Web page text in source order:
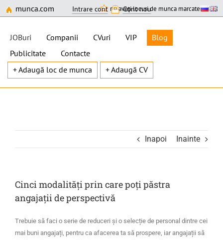
munca.com Intrare cont Cont nou
nu aveți locuri de munca marcate
JOBuri Companii CVuri VIP
Blog
Publicitate
Contacte
+ Adaugă loc de munca
+ Adaugă CV
content
Inapoi Inainte
Cinci modalități prin care poți păstra
angajații de perspectivă
Trebuie să faci o serie de reduceri și o selecție de personal dintre cei
mai buni angajați, pentru ca afacerea ta să prospere, iar angajații să